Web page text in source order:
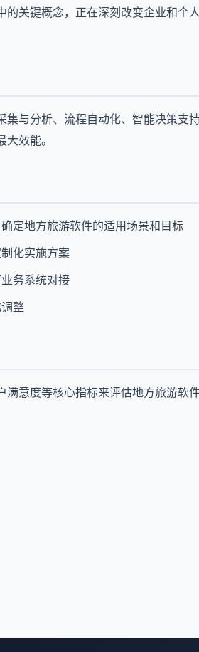
的关键概念，正在深刻改变企业和个
集与分析、流程自动化、智能决策支
效能。
定地方旅游软件的适用场景和目标
化实施方案
务系统对接
整
满意度等核心指标来评估地方旅游软